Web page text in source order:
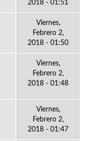
2018 - 01:51
Viernes,
Febrero 2,
2018 - 01:50
Viernes,
Febrero 2,
2018 - 01:48
Viernes,
Febrero 2,
2018 - 01:47